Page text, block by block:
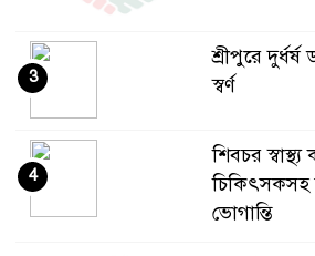
শ্রীপুরে
স্বর্ণ
3
শিবচর স্বাস্থ্য
ভোগান্তি
4